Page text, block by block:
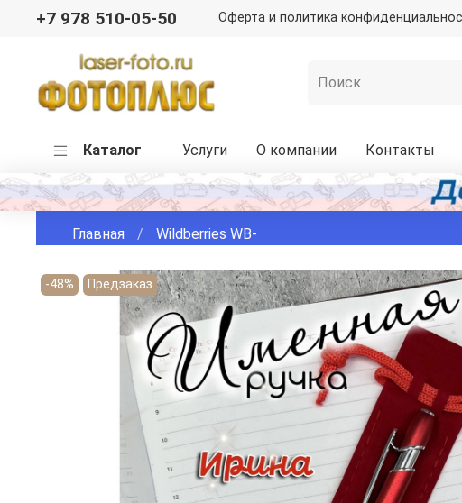
Оферта и политика
+7 978 510-05-50
Каталог Услуги О компании Контакты
Главная Wildberries WB-
-48% Предзаказ